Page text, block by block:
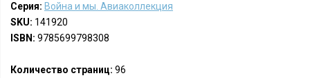
Серия: Война и мы. Авиаколлекция
SKU: 141920
ISBN: 9785699798308
Количество страниц: 96